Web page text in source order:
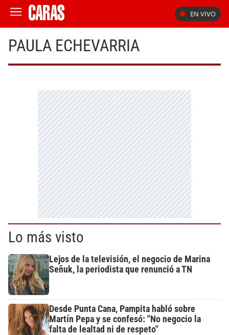
EN VIVO
PAULA ECHEVARRIA
Lo más visto
Lejos de la televisión, el negocio de Marina
Señuk, la periodista que renunció a TN
Desde Punta Cana, Pampita habló sobre
Martín Pepa y se confesó: "No negocio la
falta de lealtad ni de respeto"